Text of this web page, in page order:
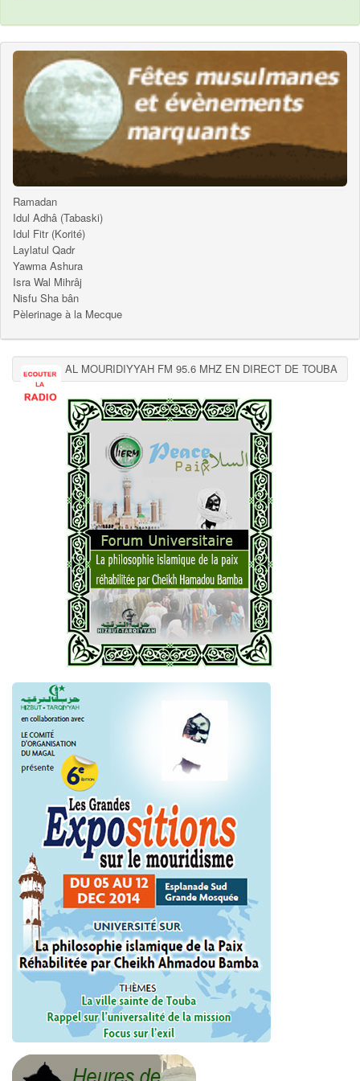
Ramadan
Idul Adhâ (Tabaski)
Idul Fitr (Korité)
Laylatul Qadr
Yawma Ashura
Isra Wal Mihrâj
Nisfu Sha bân
Pèlerinage à la Mecque
AL MOURIDIYYAH FM 95.6 MHZ EN DIRECT DE TOUBA